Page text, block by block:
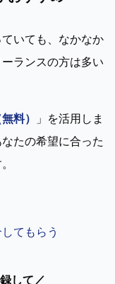
ていても、なかなか
ランスの方は多い
料）
」を活用しま
たの希望に合った
てもらう
して／